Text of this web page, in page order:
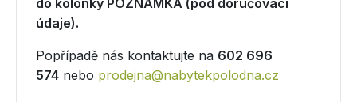
do kolonky POZNÁMKA (pod doručovací
údaje).
Popřípadě nás kontaktujte na 602 696
574 nebo prodejna@nabytekpolodna.cz